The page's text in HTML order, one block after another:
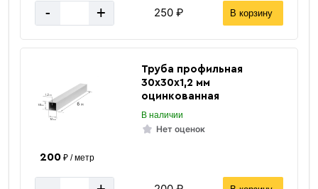
- + 250 ₽ В корзину
Труба профильная
30х30х1,2 мм
оцинкованная
В наличии
Нет оценок
200₽ / метр